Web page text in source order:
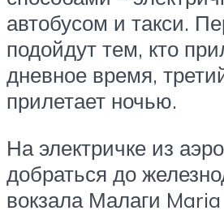
автобусом и такси.
подойдут тем, кто
дневное время,
прилетает ночью.
На электричке из
добраться до
вокзала Малаги